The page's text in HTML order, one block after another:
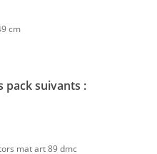
cm
pack suivants :
mat art 89 dmc